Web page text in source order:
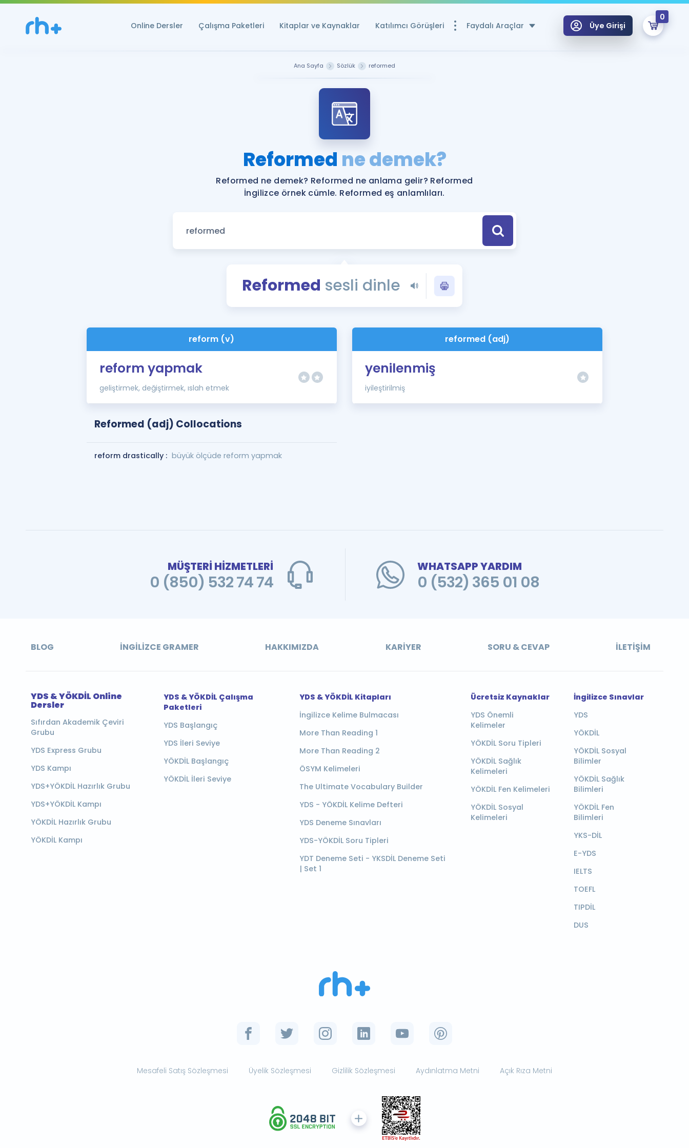
Online Dersler Çalışma Paketleri Kitaplar ve Kaynaklar Katılımcı Görüşleri Faydalı Araçlar
YDS ve YÖKDİL Puan Hesaplama Aracı
YDS ve YÖKDİL'e Hazırlananlar için Öneriler
Tüm ÖSYM Sınavları Tek Takvimde
YDS - YÖKDİL Tüm Sınavlarla İlgili Haberler
İngilizce Gramer
Üye Girişi
0
Remzi Hoca ile seni sınava hazırlayacak onlarca eğitim seni bekliyor!
Ana Sayfa Sözlük reformed
Reformed ne demek?
Reformed ne demek? Reformed ne anlama gelir? Reformed
İngilizce örnek cümle. Reformed eş anlamlıları.
Reformed sesli dinle
reform (v)
reform yapmak
geliştirmek, değiştirmek, ıslah etmek
Reformed (adj) Collocations
reform drastically : büyük ölçüde reform yapmak
reformed (adj)
yenilenmiş
iyileştirilmiş
MÜŞTERİ HİZMETLERİ
0 (850) 532 74 74
WHATSAPP YARDIM
0 (532) 365 01 08
BLOG İNGILIZCE GRAMER HAKKIMIZDA KARIYER SORU & CEVAP İLETIŞIM
YDS & YÖKDİL Online
Dersler
Sıfırdan Akademik Çeviri
Grubu
YDS Express Grubu
YDS Kampı
YDS+YÖKDİL Hazırlık Grubu
YDS+YÖKDİL Kampı
YÖKDİL Hazırlık Grubu
YÖKDİL Kampı
YDS & YÖKDİL Çalışma
Paketleri
YDS Başlangıç
YDS İleri Seviye
YÖKDİL Başlangıç
YÖKDİL İleri Seviye
YDS & YÖKDİL Kitapları
İngilizce Kelime Bulmacası
More Than Reading 1
More Than Reading 2
ÖSYM Kelimeleri
The Ultimate Vocabulary Builder
YDS - YÖKDİL Kelime Defteri
YDS Deneme Sınavları
YDS-YÖKDİL Soru Tipleri
YDT Deneme Seti - YKSDİL Deneme Seti
| Set 1
Ücretsiz Kaynaklar
YDS Önemli
Kelimeler
YÖKDİL Soru Tipleri
YÖKDİL Sağlık
Kelimeleri
YÖKDİL Fen Kelimeleri
YÖKDİL Sosyal
Kelimeleri
İngilizce Sınavlar
YDS
YÖKDİL
YÖKDİL Sosyal
Bilimler
YÖKDİL Sağlık
Bilimleri
YÖKDİL Fen
Bilimleri
YKS-DİL
E-YDS
IELTS
TOEFL
TIPDİL
DUS
Mesafeli Satış Sözleşmesi Üyelik Sözleşmesi Gizlilik Sözleşmesi Aydınlatma Metni Açık Rıza Metni